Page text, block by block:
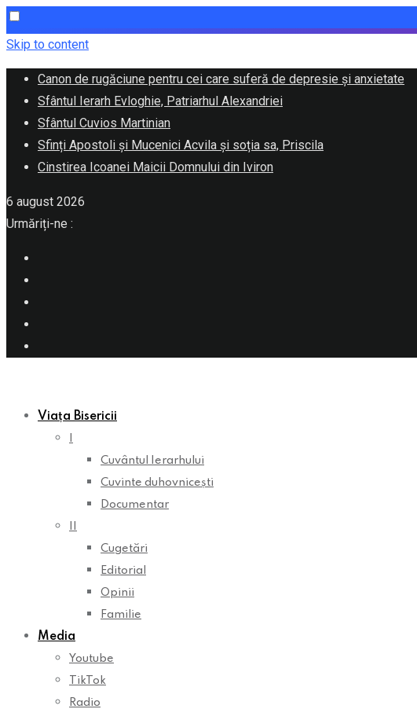
Skip to content
Canon de rugăciune pentru cei care suferă de depresie și anxietate
Sfântul Ierarh Evloghie, Patriarhul Alexandriei
Sfântul Cuvios Martinian
Sfinți Apostoli și Mucenici Acvila și soția sa, Priscila
Cinstirea Icoanei Maicii Domnului din Iviron
6 august 2026
Urmăriți-ne :
Viața Bisericii
Cuvântul Ierarhului
Cuvinte duhovnicești
Documentar
Cugetări
Editorial
Opinii
Familie
Media
Youtube
TikTok
Radio